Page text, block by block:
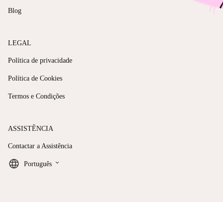
Blog
LEGAL
Política de privacidade
Política de Cookies
Termos e Condições
ASSISTÊNCIA
Contactar a Assistência
Português keyboard_arrow_down